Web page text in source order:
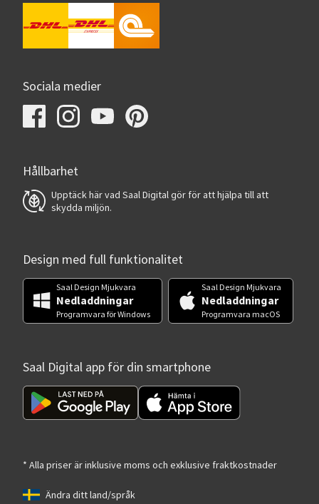
Sociala medier
Hållbarhet
Upptäck här vad Saal Digital gör för att hjälpa till att
skydda miljön.
Design med full funktionalitet
Saal Design Mjukvara
Nedladdningar
Programvara för Windows
Saal Design Mjukvara
Nedladdningar
Programvara macOS
Saal Digital app för din smartphone
* Alla priser är inklusive moms och exklusive fraktkostnader
Ändra ditt land/språk